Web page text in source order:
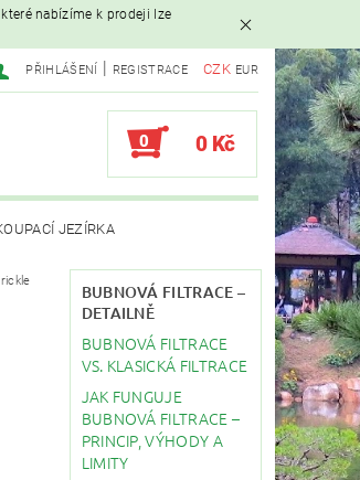
nabízíme k prodeji lze
CZK EUR
PŘIHLÁŠENÍ REGISTRACE
0 0 Kč
JEZÍRKA
BUBNOVÁ FILTRACE –
DETAILNĚ
BUBNOVÁ FILTRACE
VS. KLASICKÁ FILTRACE
JAK FUNGUJE
BUBNOVÁ FILTRACE –
PRINCIP, VÝHODY A
LIMITY